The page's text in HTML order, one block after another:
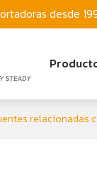
desde
relacionadas